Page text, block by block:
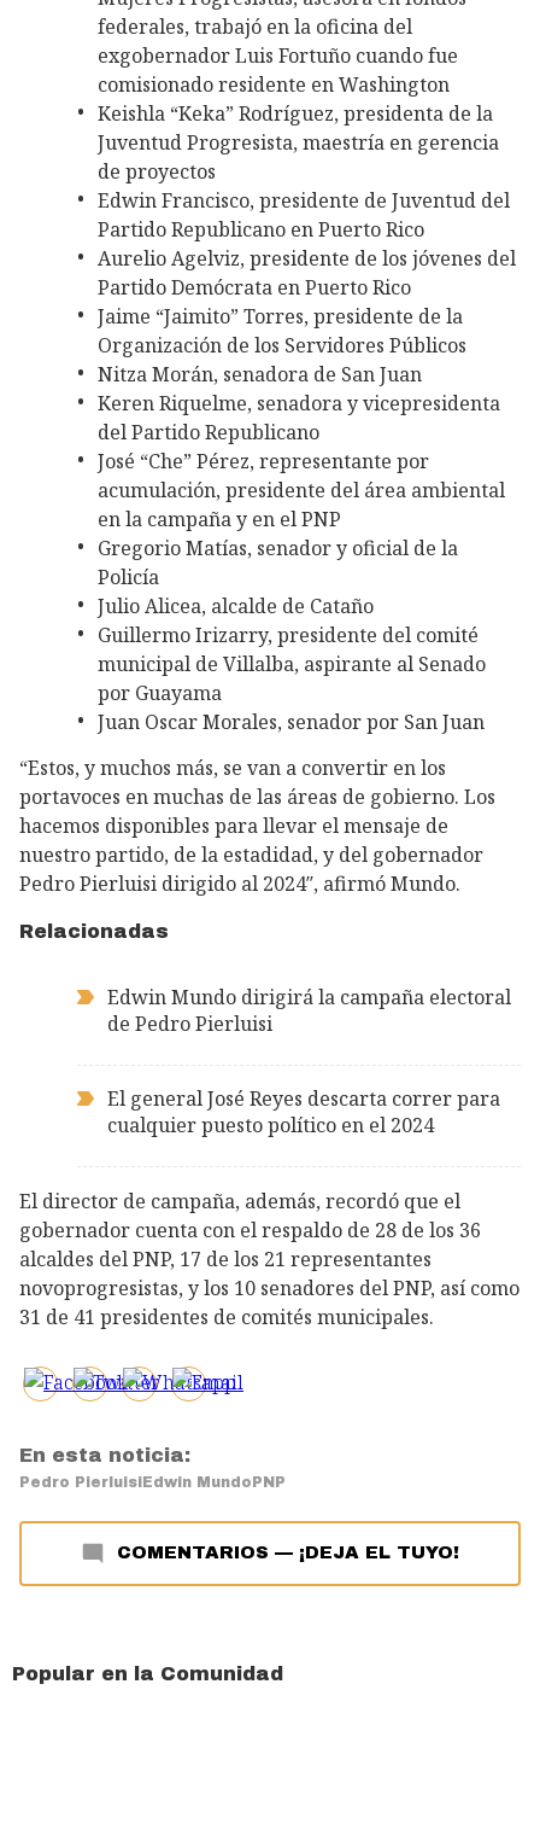
federales, trabajó en la oficina del
exgobernador Luis Fortuño cuando fue
comisionado residente en Washington
Keishla “Keka” Rodríguez, presidenta de la
Juventud Progresista, maestría en gerencia
de proyectos
Edwin Francisco, presidente de Juventud del
Partido Republicano en Puerto Rico
Aurelio Agelviz, presidente de los jóvenes del
Partido Demócrata en Puerto Rico
Jaime “Jaimito” Torres, presidente de la
Organización de los Servidores Públicos
Nitza Morán, senadora de San Juan
Keren Riquelme, senadora y vicepresidenta
del Partido Republicano
José “Che” Pérez, representante por
acumulación, presidente del área ambiental
en la campaña y en el PNP
Gregorio Matías, senador y oficial de la
Policía
Julio Alicea, alcalde de Cataño
Guillermo Irizarry, presidente del comité
municipal de Villalba, aspirante al Senado
por Guayama
Juan Oscar Morales, senador por San Juan
“Estos, y muchos más, se van a convertir en los
portavoces en muchas de las áreas de gobierno. Los
hacemos disponibles para llevar el mensaje de
nuestro partido, de la estadidad, y del gobernador
Pedro Pierluisi dirigido al 2024″, afirmó Mundo.
Relacionadas
Edwin Mundo dirigirá la campaña electoral
de Pedro Pierluisi
El general José Reyes descarta correr para
cualquier puesto político en el 2024
El director de campaña, además, recordó que el
gobernador cuenta con el respaldo de 28 de los 36
alcaldes del PNP, 17 de los 21 representantes
novoprogresistas, y los 10 senadores del PNP, así como
31 de 41 presidentes de comités municipales.
En esta noticia:
Pedro Pierluisi Edwin Mundo PNP
COMENTARIOS — ¡DEJA EL TUYO!
Popular en la Comunidad